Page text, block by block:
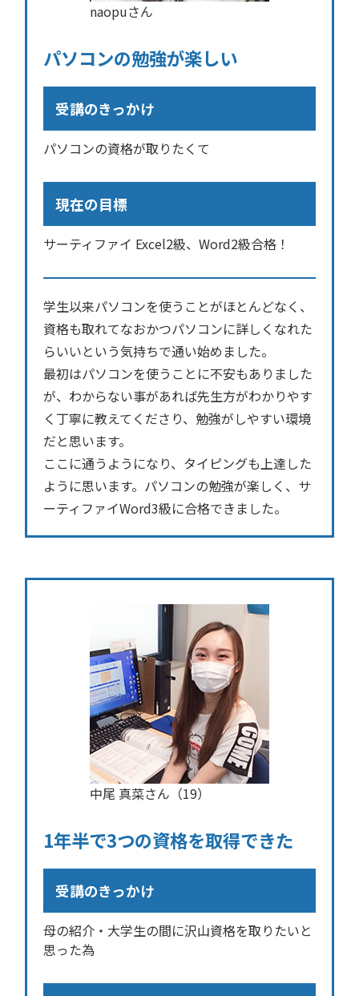
naopuさん
パソコンの勉強が楽しい
受講のきっかけ
パソコンの資格が取りたくて
現在の目標
サーティファイ Excel2級、Word2級合格！
学生以来パソコンを使うことがほとんどなく、
資格も取れてなおかつパソコンに詳しくなれた
らいいという気持ちで通い始めました。
最初はパソコンを使うことに不安もありました
が、わからない事があれば先生方がわかりやす
く丁寧に教えてくださり、勉強がしやすい環境
だと思います。
ここに通うようになり、タイピングも上達した
ように思います。パソコンの勉強が楽しく、サ
ーティファイWord3級に合格できました。
中尾 真菜さん（19）
1年半で3つの資格を取得できた
受講のきっかけ
母の紹介・大学生の間に沢山資格を取りたいと
思った為